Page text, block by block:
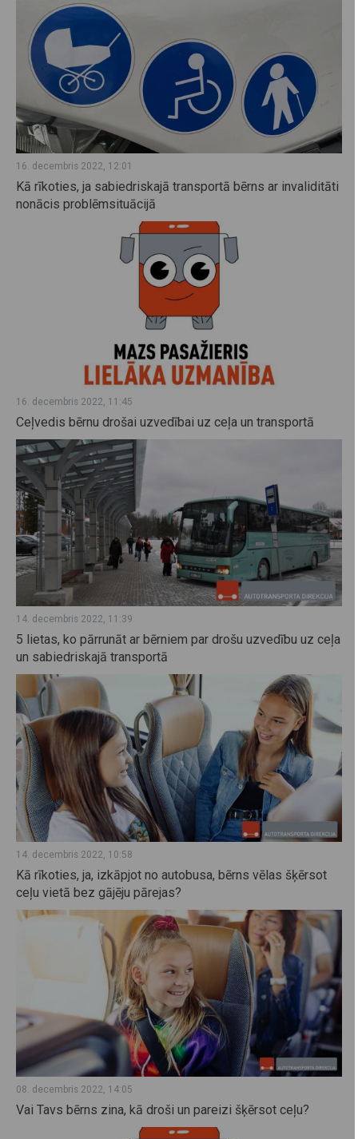
16. decembris 2022, 12:01
Kā rīkoties, ja sabiedriskajā transportā bērns ar invaliditāti
nonācis problēmsituācijā
16. decembris 2022, 11:45
Ceļvedis bērnu drošai uzvedībai uz ceļa un transportā
14. decembris 2022, 11:39
5 lietas, ko pārrunāt ar bērniem par drošu uzvedību uz ceļa
un sabiedriskajā transportā
14. decembris 2022, 10:58
Kā rīkoties, ja, izkāpjot no autobusa, bērns vēlas šķērsot
ceļu vietā bez gājēju pārejas?
08. decembris 2022, 14:05
Vai Tavs bērns zina, kā droši un pareizi šķērsot ceļu?